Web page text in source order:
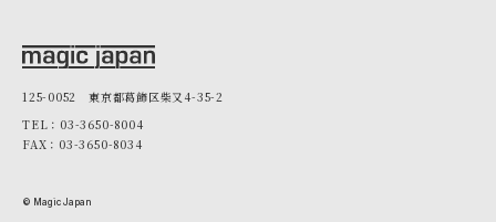
125-0052 東京都葛飾区柴又4-35-2
TEL：03-3650-8004
FAX：03-3650-8034
© Magic Japan